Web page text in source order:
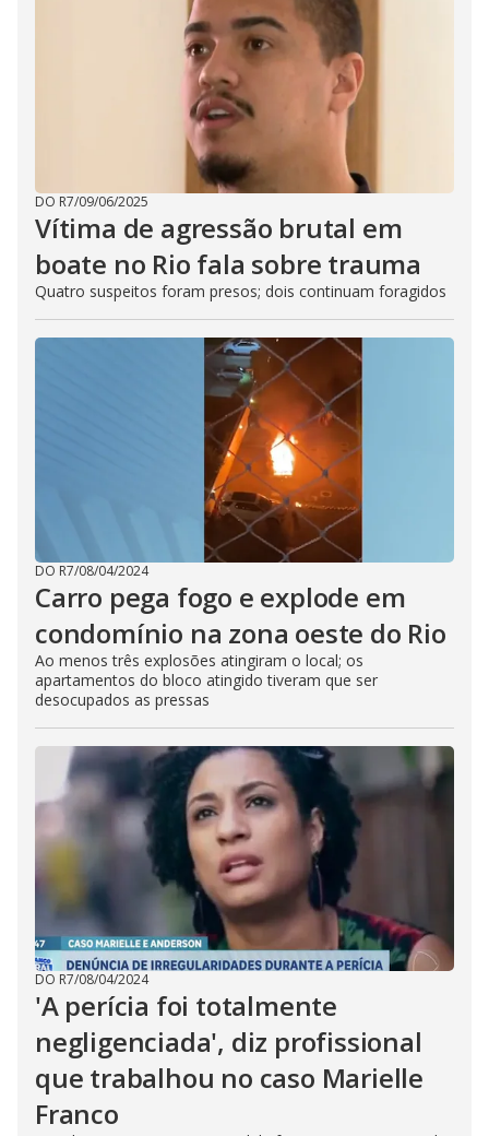
DO R7/09/06/2025
Vítima de agressão brutal em
boate no Rio fala sobre trauma
Quatro suspeitos foram presos; dois continuam foragidos
DO R7/08/04/2024
Carro pega fogo e explode em
condomínio na zona oeste do Rio
Ao menos três explosões atingiram o local; os
apartamentos do bloco atingido tiveram que ser
desocupados as pressas
DO R7/08/04/2024
'A perícia foi totalmente
negligenciada', diz profissional
que trabalhou no caso Marielle
Franco